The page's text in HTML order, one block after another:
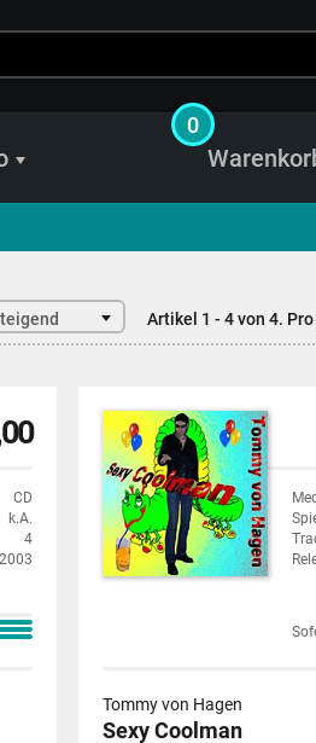
0
Artikel 1 - 4 von 4.
CD
k.A.
4
Tommy von Hagen
Sexy Coolman